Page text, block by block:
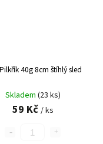
DAM Pilkřík 40g 8cm štíhlý sled
Skladem (23 ks)
59 Kč / ks